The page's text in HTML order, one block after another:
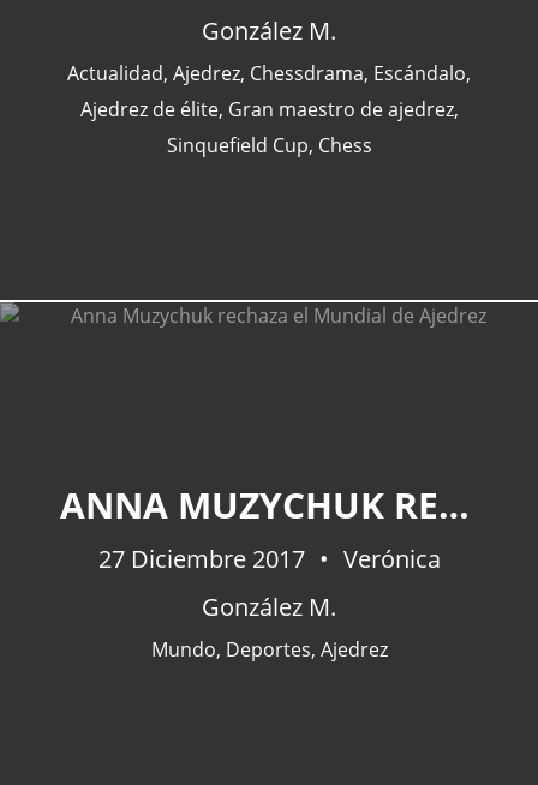
González M.
Actualidad, Ajedrez, Chessdrama, Escándalo,
Ajedrez de élite, Gran maestro de ajedrez,
Sinquefield Cup, Chess
ANNA MUZYCHUK RECHAZA EL MUNDIAL DE AJEDREZ
27 Diciembre 2017
Verónica
González M.
Mundo, Deportes, Ajedrez